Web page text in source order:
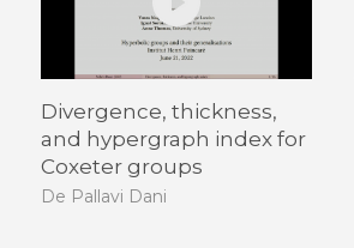
Divergence, thickness,
and hypergraph index for
Coxeter groups
De Pallavi Dani